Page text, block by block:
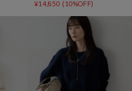
ス
】バックスリットブラウス
¥14,850 (10%OFF)